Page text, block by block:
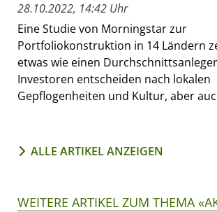
28.10.2022, 14:42 Uhr
Eine Studie von Morningstar zur
Portfoliokonstruktion in 14 Ländern
etwas wie einen
Investoren entscheiden nach lokalen
Gepflogenheiten und Kultur, aber
ALLE ARTIKEL ANZEIGEN
WEITERE ARTIKEL ZUM THEMA